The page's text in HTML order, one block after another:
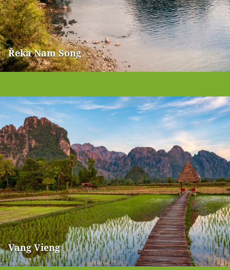
Řeka Nam Song
Vang Vieng